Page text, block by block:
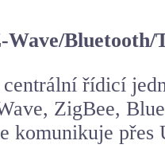
Wave/
řídicí
ZigBee,
komunikuje